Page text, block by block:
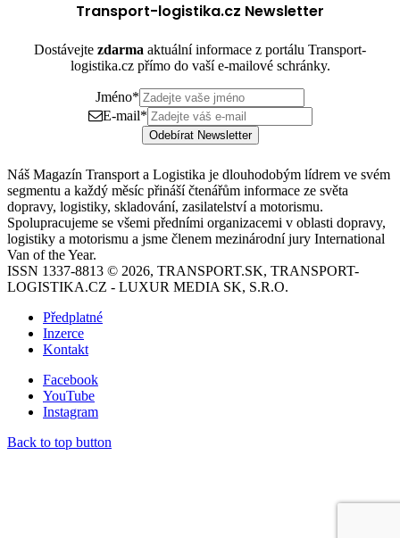
Transport-logistika.cz Newsletter
Dostávejte zdarma aktuální informace z portálu Transport-
logistika.cz přímo do vaší e-mailové schránky.
Jméno*
E-mail*
Odebírat Newsletter
Náš Magazín Transport a Logistika je dlouhodobým lídrem ve svém
segmentu a každý měsíc přináší čtenářům informace ze světa
dopravy, logistiky, skladování, zasilatelství a motorismu.
Spolupracujeme se všemi předními organizacemi v oblasti dopravy,
logistiky a motorismu a jsme členem mezinárodní jury International
Van of the Year.
ISSN 1337-8813 © 2026, TRANSPORT.SK, TRANSPORT-
LOGISTIKA.CZ - LUXUR MEDIA SK, S.R.O.
Předplatné
Inzerce
Kontakt
Facebook
YouTube
Instagram
Back to top button